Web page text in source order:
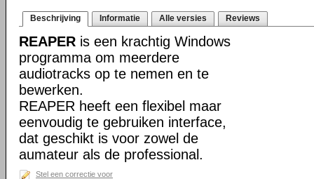
Beschrijving Informatie Alle versies Reviews
REAPER is een krachtig Windows
programma om meerdere
audiotracks op te nemen en te
bewerken.
REAPER heeft een flexibel maar
eenvoudig te gebruiken interface,
dat geschikt is voor zowel de
aumateur als de professional.
Stel een correctie voor